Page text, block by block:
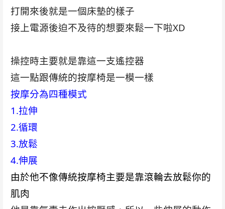
打開來後就是一個床墊的樣子
接上電源後迫不及待的想要來鬆一下啦XD
操控時主要就是靠這一支遙控器
這一點跟傳統的按摩椅是一模一樣
按摩分為四種模式
1.拉伸
2.循環
3.放鬆
4.伸展
由於他不像傳統按摩椅主要是靠滾輪去放鬆你的
肌肉